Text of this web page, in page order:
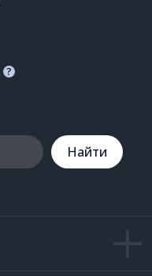
?
Hайти